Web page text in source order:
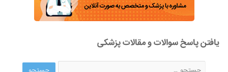
یافتن پاسخ سوالات و مقالات پزشکی